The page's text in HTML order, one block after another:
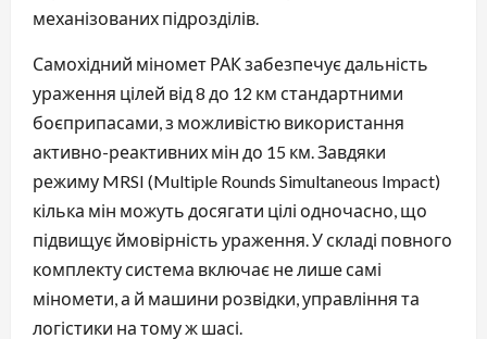
механізованих підрозділів.
Самохідний міномет РАК забезпечує дальність
ураження цілей від 8 до 12 км стандартними
боєприпасами, з можливістю використання
активно-реактивних мін до 15 км. Завдяки
режиму MRSI (Multiple Rounds Simultaneous Impact)
кілька мін можуть досягати цілі одночасно, що
підвищує ймовірність ураження. У складі повного
комплекту система включає не лише самі
міномети, а й машини розвідки, управління та
логістики на тому ж шасі.